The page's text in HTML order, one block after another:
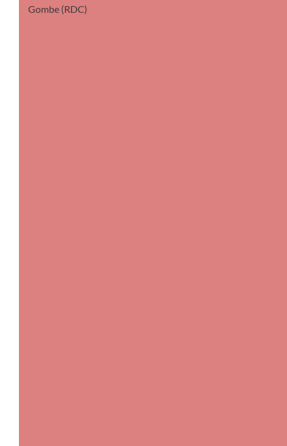
Gombe (RDC)